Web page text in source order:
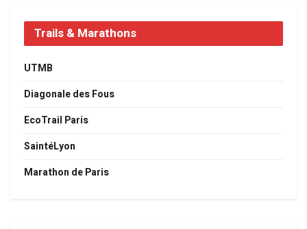
Trails & Marathons
UTMB
Diagonale des Fous
EcoTrail Paris
SaintéLyon
Marathon de Paris